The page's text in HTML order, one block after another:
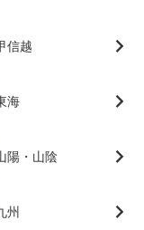
信越
海
陽・山陰
州